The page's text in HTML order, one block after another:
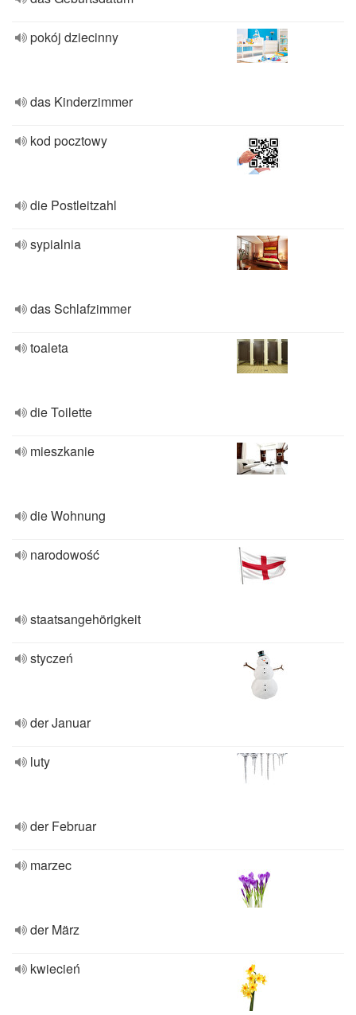
pokój dziecinny
das Kinderzimmer
kod pocztowy
die Postleitzahl
sypialnia
das Schlafzimmer
toaleta
die Toilette
mieszkanie
die Wohnung
narodowość
staatsangehörigkeit
styczeń
der Januar
luty
der Februar
marzec
der März
kwiecień